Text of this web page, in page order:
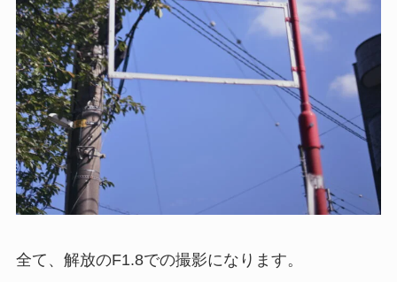
全て、解放のF1.8での撮影になります。